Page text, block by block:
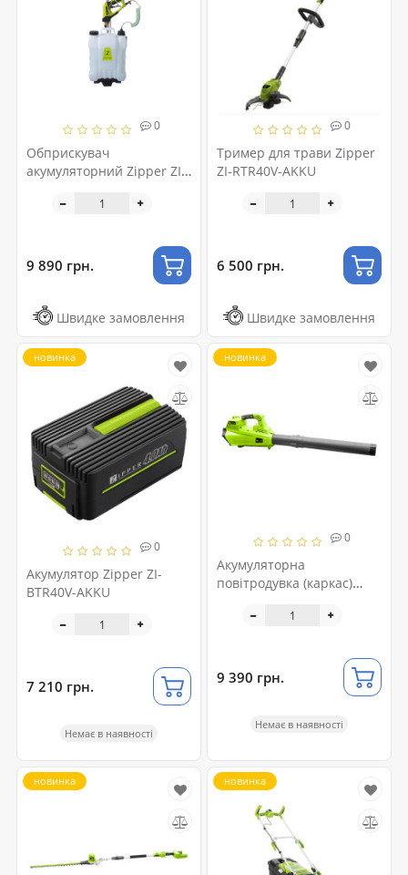
0
Обприскувач
акумуляторний Zipper ZI-
9 890 грн.
Швидке замовлення
0
Тример для трави Zipper
ZI-RTR40V-AKKU
6 500 грн.
Швидке замовлення
0
Акумулятор Zipper ZI-
BTR40V-AKKU
новинка
7 210 грн.
Немає в наявності
0
Акумуляторна
повітродувка (каркас)
новинка
9 390 грн.
Немає в наявності
новинка новинка